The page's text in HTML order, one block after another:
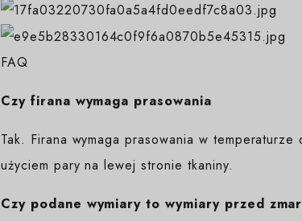
FAQ
Czy firana wymaga prasowania
Tak. Firana wymaga prasowania w
użyciem pary na lewej stronie tkaniny.
Czy podane wymiary to wymiary przed